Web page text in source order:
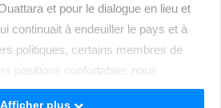
et pour le dialogue en lieu et
continuait à endeuiller le pays et à
politiques, certains membres de
positions confortables nous
Afficher plus